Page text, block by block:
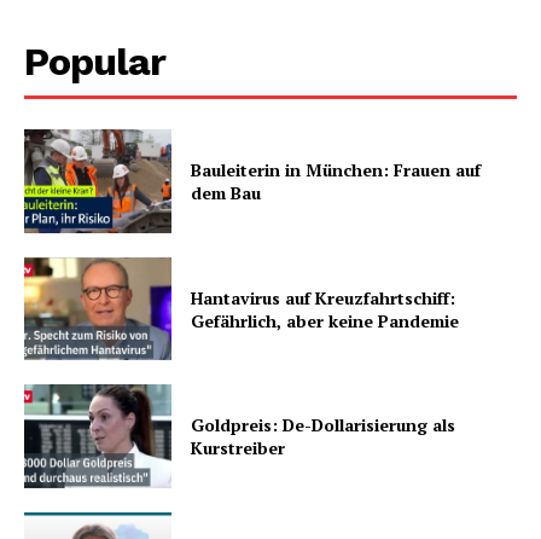
Popular
Bauleiterin in München: Frauen auf
dem Bau
Hantavirus auf Kreuzfahrtschiff:
Gefährlich, aber keine Pandemie
Goldpreis: De-Dollarisierung als
Kurstreiber